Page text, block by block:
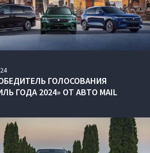
ГОЛОСОВАНИЯ
ГОДА 2024» ОТ АВТО MAIL